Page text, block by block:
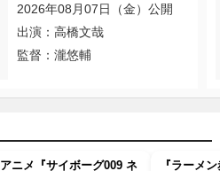
2026年08月07日（金）公開
出演：高橋文哉
監督：瀧悠輔
アニメ『サイボーグ009 ネ
『ラーメ